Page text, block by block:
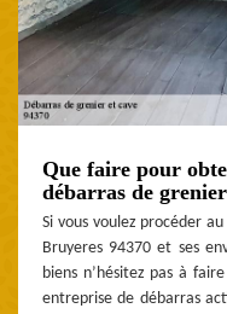
Que faire pour
débarras de
Si vous voulez procéder
Bruyeres 94370 et ses
biens n’hésitez pas à
entreprise de débarras